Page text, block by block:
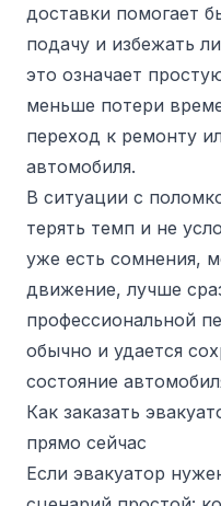
доставки помогает
подачу и избежать
это означает
меньше потери
переход к ремонту
автомобиля.
В ситуации с
терять темп и не
уже есть сомнения,
движение, лучше
профессиональной
обычно и удается
состояние
Как заказать
прямо сейчас
Если эвакуатор